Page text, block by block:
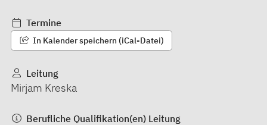
Termine
In Kalender speichern (iCal-Datei)
Leitung
Mirjam Kreska
Berufliche Qualifikation(en) Leitung